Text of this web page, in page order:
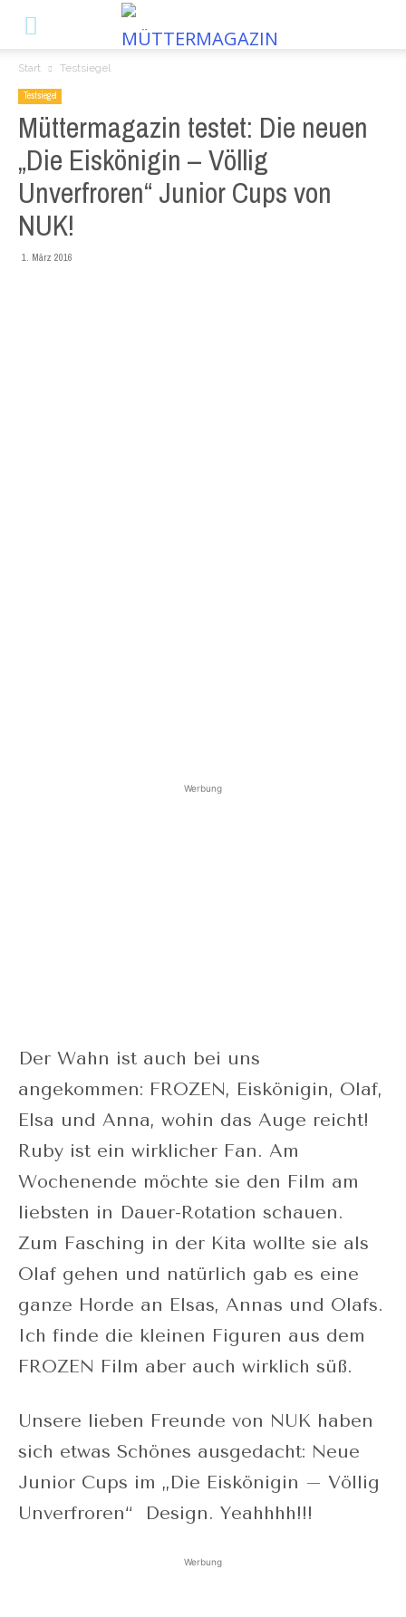
Start Testsiegel
Testsiegel
Müttermagazin testet: Die neuen
„Die Eiskönigin – Völlig
Unverfroren“ Junior Cups von
NUK!
1. März 2016
Werbung
Der Wahn ist auch bei uns
angekommen: FROZEN, Eiskönigin, Olaf,
Elsa und Anna, wohin das Auge reicht!
Ruby ist ein wirklicher Fan. Am
Wochenende möchte sie den Film am
liebsten in Dauer-Rotation schauen.
Zum Fasching in der Kita wollte sie als
Olaf gehen und natürlich gab es eine
ganze Horde an Elsas, Annas und Olafs.
Ich finde die kleinen Figuren aus dem
FROZEN Film aber auch wirklich süß.
Unsere lieben Freunde von NUK haben
sich etwas Schönes ausgedacht: Neue
Junior Cups im „Die Eiskönigin – Völlig
Unverfroren“ Design. Yeahhhh!!!
Werbung